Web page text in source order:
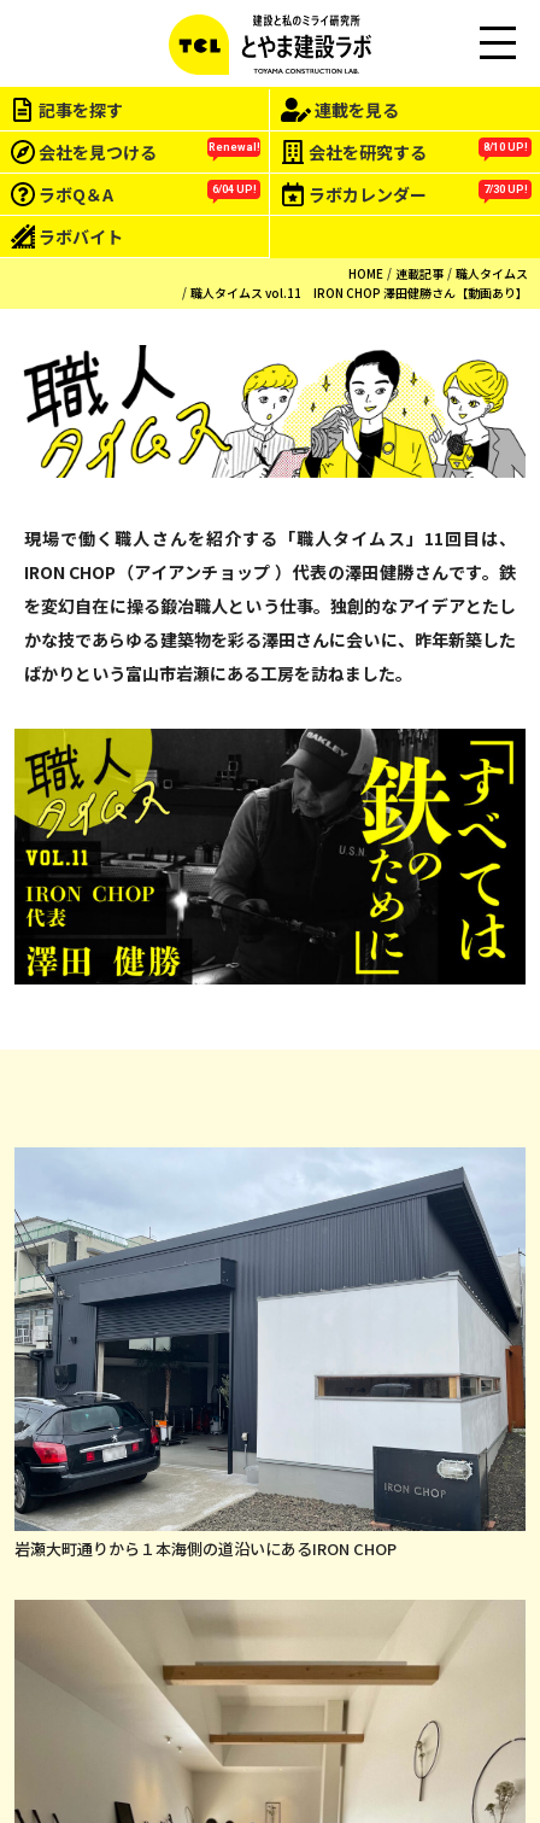
EN
記事を探す
連載を見る
会社を見つける
Renewal! 会社を研究する 8/10 UP!
ラボQ＆A 6/04 UP! ラボカレンダー 7/30 UP!
ラボバイト
HOME 連載記事
職人タイムス
職人タイムス vol.11 IRON CHOP 澤田健勝さん【動画あり】
現場で働く職人さんを紹介する「職人タイムス」11回目は、
IRON CHOP（アイアンチョップ ）代表の澤田健勝さんです。鉄
を変幻自在に操る鍛冶職人という仕事。独創的なアイデアとたし
かな技であらゆる建築物を彩る澤田さんに会いに、昨年新築した
ばかりという富山市岩瀬にある工房を訪ねました。
岩瀬大町通りから１本海側の道沿いにあるIRON CHOP